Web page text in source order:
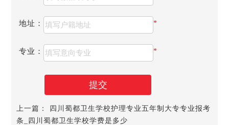
财会类专业依托财会实训基地开设，包括2个专业：会计
电算化、经济管理。现代财务管理制度的建立，迫切需要高
级专门人才，毕业生可到工商、金融企业、事业单位及政府
地址： *
专业： *
提交
上一篇：
四川蜀都卫生学校护理专业五年制大专专业报考
条_四川蜀都卫生学校学费是多少